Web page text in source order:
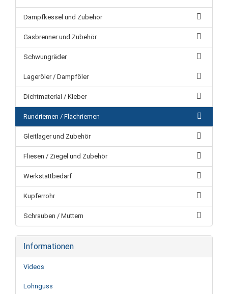
Dampfkessel und Zubehör
Gasbrenner und Zubehör
Schwungräder
Lageröler / Dampföler
Dichtmaterial / Kleber
Rundriemen / Flachriemen
Gleitlager und Zubehör
Fliesen / Ziegel und Zubehör
Werkstattbedarf
Kupferrohr
Schrauben / Muttern
Informationen
Videos
Lohnguss